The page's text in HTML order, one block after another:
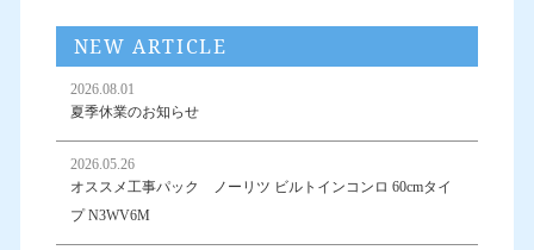
NEW ARTICLE
2026.08.01
夏季休業のお知らせ
2026.05.26
オススメ工事パック ノーリツ ビルトインコンロ 60cmタイ
プ N3WV6M